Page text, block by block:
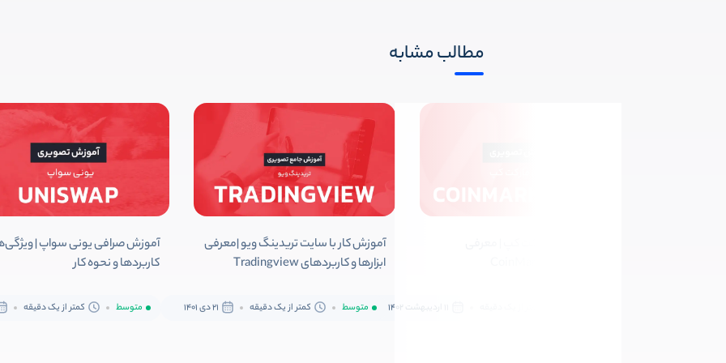
مطالب مشابه
آموزش کار با سایت تریدینگ ویو |معرفی
ابزارها و کاربردهای Tradingview
متوسط کمتر از یک دقیقه 21 دی 1401
آموزش صرافی یونی سواپ |
کاربردها و نحوه کار
متوسط کمتر از یک دقیقه